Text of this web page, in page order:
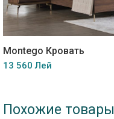
Montego Кровать
13 560 Лей
Похожие товары